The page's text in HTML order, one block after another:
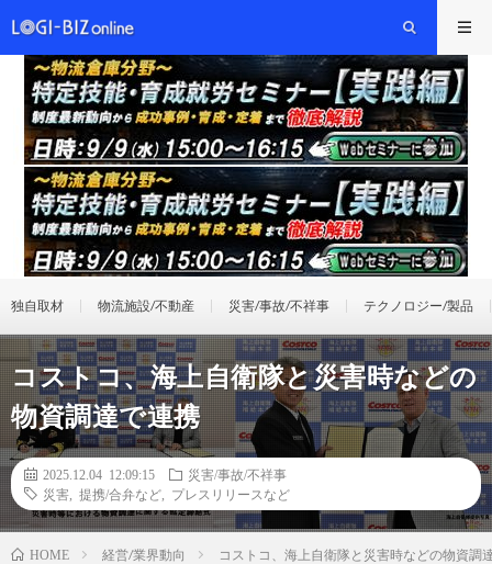
独自取材 物流施設/不動産 災害/事故/不祥事 テクノロジー/製品
コストコ、海上自衛隊と災害時などの
物資調達で連携
2025.12.04 12:09:15
災害/事故/不祥事
災害
提携/合弁など プレスリリースなど
HOME 経営/業界動向 コストコ、海上自衛隊と災害時などの物資調